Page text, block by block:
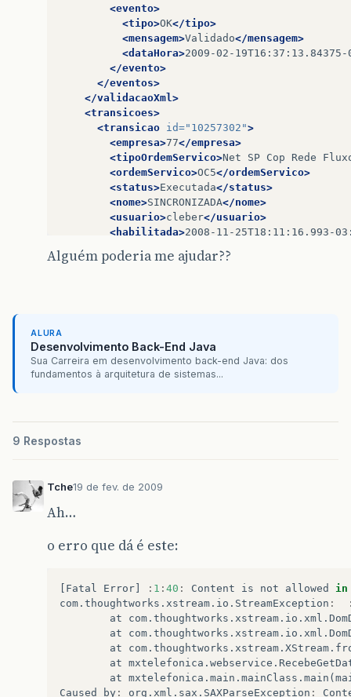
String getStatusOrdemServico
return
statusOrdemServico
public
this
statusOrdemServico
return
tipoOrdemServico
setTipoOrdemServico
tipoOrdemServico =
<evento>
<tipo>OK</tipo>
<mensagem>Validado</mensagem>
<dataHora>2009-02-19T16:37:13.84375-
</evento>
</eventos>
</validacaoXml>
<transicoes>
<transicao id="10257302">
<empresa>77</empresa>
<tipoOrdemServico>Net SP Cop Rede
<ordemServico>OC5</ordemServico>
<status>Executada</status>
<nome>SINCRONIZADA</nome>
<usuario>cleber</usuario>
<habilitada>2008-11-25T18:11:16.993-
<sincronizadaServidor>
<tipoOrdemServico>
<ordemServico>OC5</ordemServico>
<status> Executada</status>
<habilitada>2008-11-25T18:11:21.723-
<statusOrdemServico>
<tipoOrdemServico>
<nome>
FIM </nome>
<usuario> cleber</usuario>
<habilitada>2008-11-25T18:12:34.567-
<executada>2008-11-25T18:12:34.567-
<sincronizadaServidor>2008-11-
<sincronizadaDispositivo>2008-11-
<statusOrdemServico> Finalizada </
</transicao>
Alguém poderia me ajudar??
ALURA
Desenvolvimento Back-End Java
Sua Carreira em desenvolvimento back-end Java: dos
fundamentos à arquitetura de sistemas...
9 Respostas
Tche19 de fev. de 2009
Ah…
o erro que dá é este:
Fatal Error : 1 : 40 : Content is not allowed
in
com . thoughtworks . xstream . io . StreamException :
at
com . thoughtworks . xstream . io . xml .
at
com . thoughtworks . xstream . io . xml .
at
com . thoughtworks . xstream . XStream .
at mxtelefonica . webservice .
at mxtelefonica . main . mainClass . main (
Caused
by : org . xml . sax . SAXParseException :